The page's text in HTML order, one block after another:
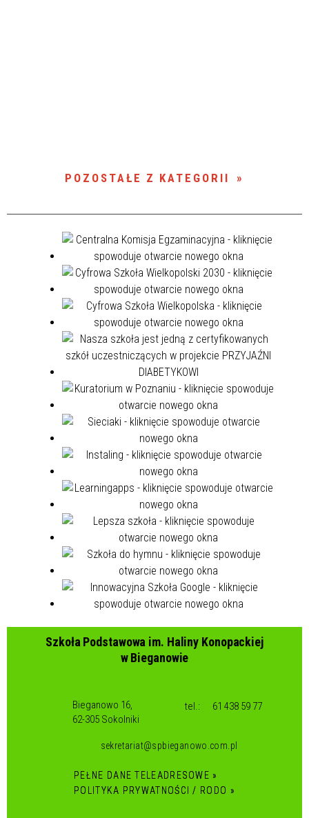
POZOSTAŁE Z KATEGORII
Szkoła Podstawowa im. Haliny Konopackiej
w Bieganowie
Bieganowo 16,
62-305 Sokolniki
tel.: 61 438 59 77
sekretariat@spbieganowo.com.pl
PEŁNE DANE TELEADRESOWE »
POLITYKA PRYWATNOŚCI / RODO »